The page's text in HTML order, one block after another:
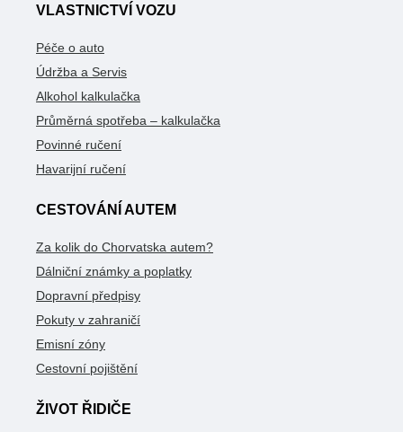
VLASTNICTVÍ VOZU
Péče o auto
Údržba a Servis
Alkohol kalkulačka
Průměrná spotřeba – kalkulačka
Povinné ručení
Havarijní ručení
CESTOVÁNÍ AUTEM
Za kolik do Chorvatska autem?
Dálniční známky a poplatky
Dopravní předpisy
Pokuty v zahraničí
Emisní zóny
Cestovní pojištění
ŽIVOT ŘIDIČE